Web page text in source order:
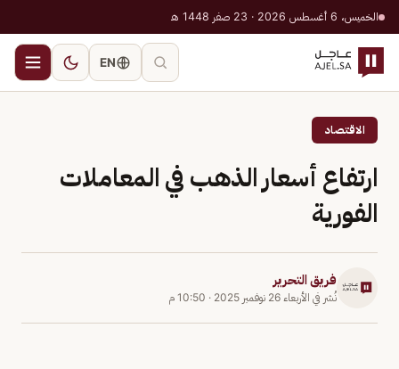
الخميس، 6 أغسطس 2026 · 23 صفر 1448 هـ
EN
الاقتصاد
ارتفاع أسعار الذهب في المعاملات
الفورية
فريق التحرير
نُشر في الأربعاء 26 نوفمبر 2025 · 10:50 م